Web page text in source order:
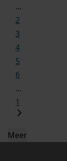
...
2
3
4
5
6
...
1
Meer